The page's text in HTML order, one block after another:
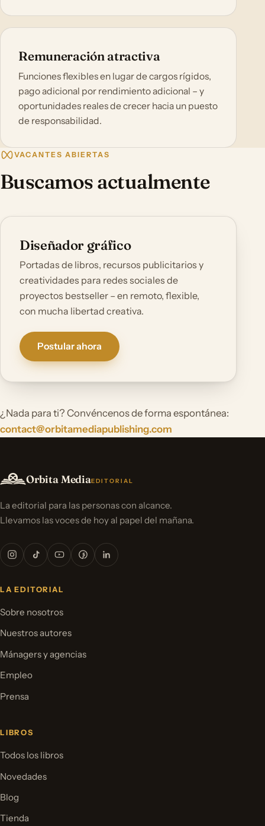
Remuneración atractiva
Funciones flexibles en lugar de cargos rígidos,
pago adicional por rendimiento adicional – y
oportunidades reales de crecer hacia un puesto
de responsabilidad.
VACANTES ABIERTAS
Buscamos actualmente
Diseñador gráfico
Portadas de libros, recursos publicitarios y
creatividades para redes sociales de
proyectos bestseller – en remoto, flexible,
con mucha libertad creativa.
Postular ahora
¿Nada para ti? Convéncenos de forma espontánea:
contact@orbitamediapublishing.com
Orbita MediaEDITORIAL
La editorial para las personas con alcance.
Llevamos las voces de hoy al papel del mañana.
LA EDITORIAL
Sobre nosotros
Nuestros autores
Mánagers y agencias
Empleo
Prensa
LIBROS
Todos los libros
Novedades
Blog
Tienda